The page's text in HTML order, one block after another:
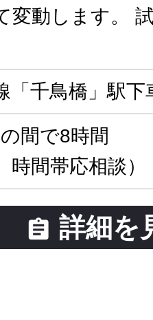
変動します。
「千鳥橋」駅下
間で8時間
時間帯応相談）
 詳細を